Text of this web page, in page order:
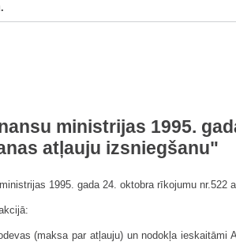
ministrijas 1995.
atļauju izsniegšanu"
1995. gada 24. oktobra rīkojumu
(maksa par atļauju) un nodokļa